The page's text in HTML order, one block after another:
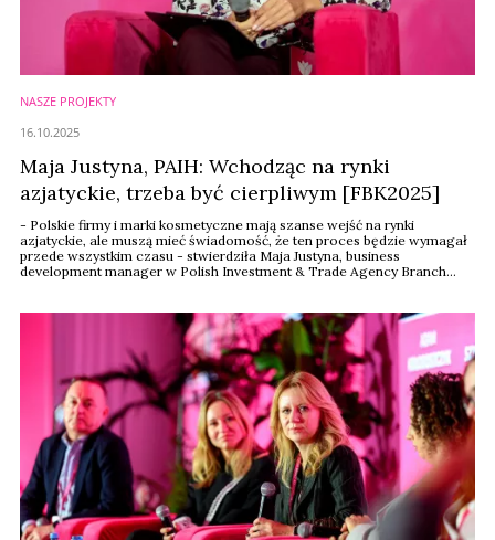
NASZE PROJEKTY
Maja Justyna, PAIH: Wchodząc na rynki
azjatyckie, trzeba być cierpliwym [FBK2025]
- Polskie firmy i marki kosmetyczne mają szanse wejść na rynki
azjatyckie, ale muszą mieć świadomość, że ten proces będzie wymagał
przede wszystkim czasu - stwierdziła Maja Justyna, business
development manager w Polish Investment & Trade Agency Branch
16.10.2025